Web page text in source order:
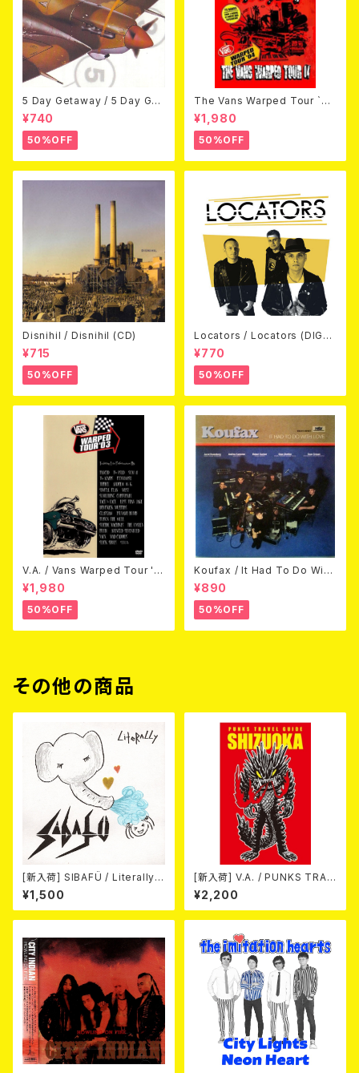
5 Day Getaway / 5 Day Get
away (CDEP)
¥740
50%OFF
The Vans Warped Tour `04
Beyond Warped (国内盤DV
D)
¥1,980
50%OFF
Disnihil / Disnihil (CD)
¥715
50%OFF
Locators / Locators (DIGPA
CK CD)
¥770
50%OFF
V.A. / Vans Warped Tour '0
3 (DVD)
¥1,980
50%OFF
Koufax / It Had To Do With
Love (CD)
¥890
50%OFF
その他の商品
[新入荷] SIBAFÜ / Literally
(7"EP)
¥1,500
[新入荷] V.A. / PUNKS TRAV
EL GUIDE SHIZUOKA (カセッ
ト)
¥2,200